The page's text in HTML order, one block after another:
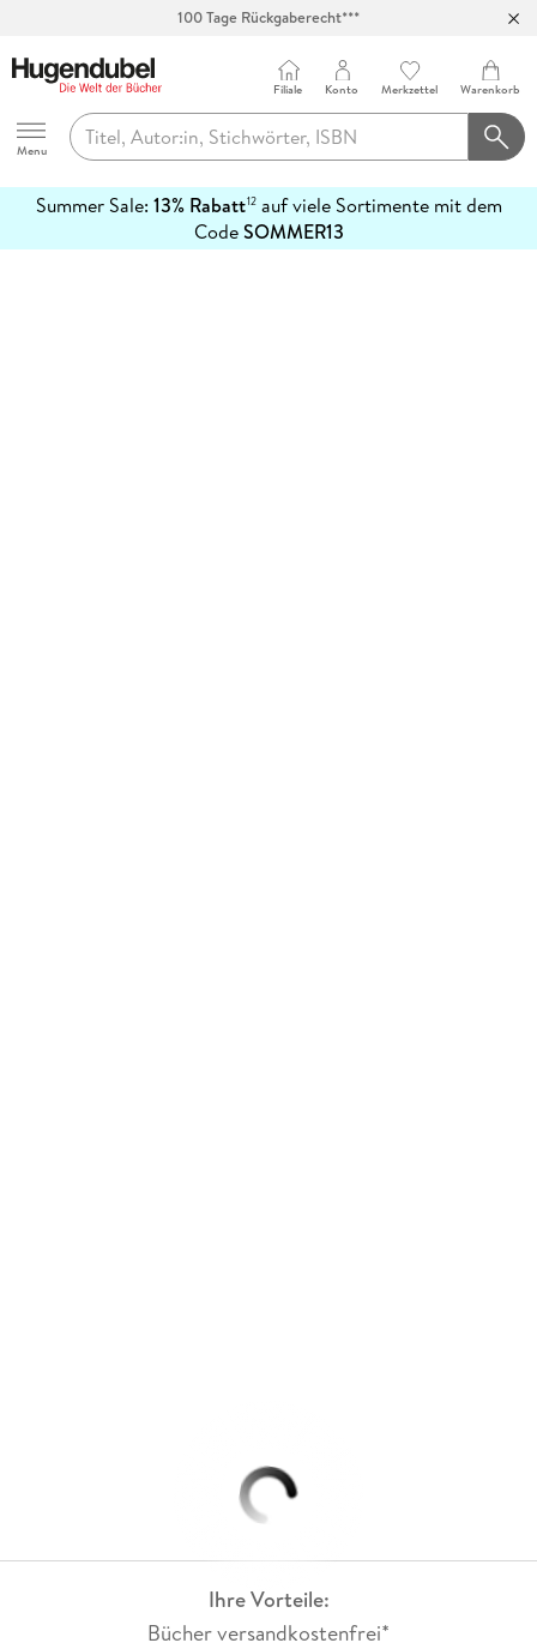
100 Tage Rückgaberecht***
Hugendubel
Menu
Filiale Konto Merkzettel Warenkorb
Summer Sale: 13% Rabatt12auf viele Sortimente mit dem
CodeSOMMER13
erfahren
Ihre Vorteile:
Bücher versandkostenfrei*